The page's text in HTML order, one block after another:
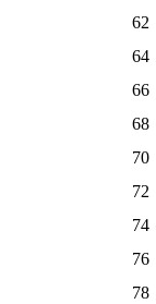
62
64
66
68
70
72
74
76
78